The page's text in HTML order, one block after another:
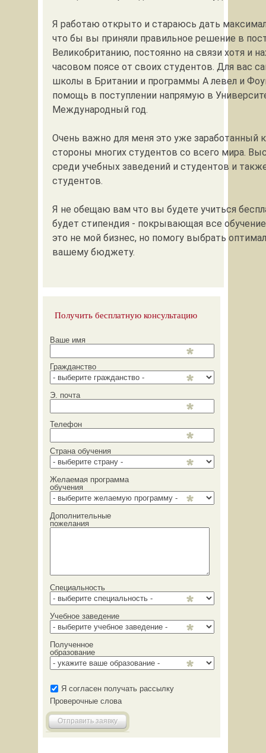
Я работаю открыто и стараюсь дать
что бы вы приняли правильное решение в
Великобританию, постоянно на связи хотя и
часовом поясе от своих студентов. Для вас
школы в Британии и программы А левел и
помощь в поступлении напрямую в
Международный год.
Очень важно для меня это уже заработанный
стороны многих студентов со всего мира.
среди учебных заведений и студентов и
студентов.
Я не обещаю вам что вы будете учиться
будет стипендия - покрывающая все
это не мой бизнес, но помогу выбрать
вашему бюджету.
Получить бесплатную консультацию
Ваше имя
Гражданство
Э. почта
Телефон
Страна обучения
Желаемая программа
обучения
Дополнительные
пожелания
Специальность
Учебное заведение
Полученное
образование
Я согласен получать рассылку
Проверочные слова
Отправить заявку